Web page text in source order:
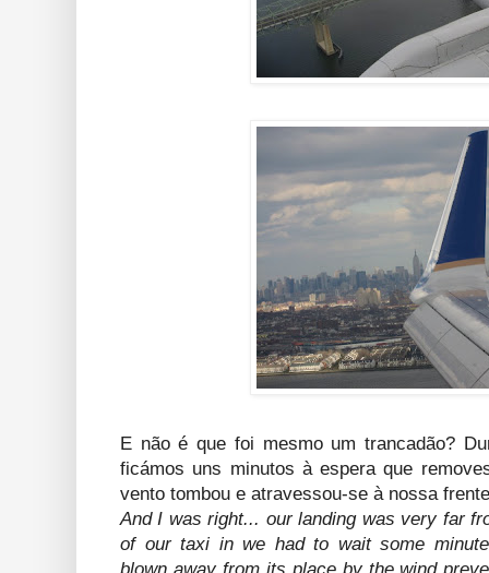
E não é que foi mesmo um trancadão?
ficámos uns minutos à espera que
vento tombou e atravessou-se à nossa
And I was right... our landing was very far
of our taxi in we had to wait some